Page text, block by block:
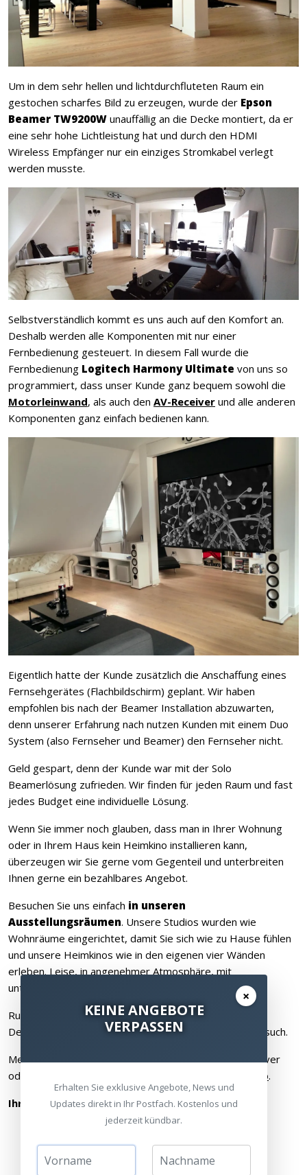
Um in dem sehr hellen und lichtdurchfluteten Raum ein
gestochen scharfes Bild zu erzeugen, wurde der Epson
Beamer TW9200W unauffällig an die Decke montiert, da er
eine sehr hohe Lichtleistung hat und durch den HDMI
Wireless Empfänger nur ein einziges Stromkabel verlegt
werden musste.
Selbstverständlich kommt es uns auch auf den Komfort an.
Deshalb werden alle Komponenten mit nur einer
Fernbedienung gesteuert. In diesem Fall wurde die
Fernbedienung Logitech Harmony Ultimate von uns so
programmiert, dass unser Kunde ganz bequem sowohl die
Motorleinwand, als auch den AV-Receiver und alle anderen
Komponenten ganz einfach bedienen kann.
Eigentlich hatte der Kunde zusätzlich die Anschaffung eines
Fernsehgerätes (Flachbildschirm) geplant. Wir haben
empfohlen bis nach der Beamer Installation abzuwarten,
denn unserer Erfahrung nach nutzen Kunden mit einem Duo
System (also Fernseher und Beamer) den Fernseher nicht.
Geld gespart, denn der Kunde war mit der Solo
Beamerlösung zufrieden. Wir finden für jeden Raum und fast
jedes Budget eine individuelle Lösung.
Wenn Sie immer noch glauben, dass man in Ihrer Wohnung
oder in Ihrem Haus kein Heimkino installieren kann,
überzeugen wir Sie gerne vom Gegenteil und unterbreiten
Ihnen gerne ein bezahlbares Angebot.
Besuchen Sie uns einfach in unseren
Ausstellungsräumen. Unsere Studios wurden wie
Wohnräume eingerichtet, damit Sie sich wie zu Hause fühlen
und unsere Heimkinos wie in den eigenen vier Wänden
erleben. Leise, in angenehmer Atmosphäre, mit
unterscheidlichen Lichtverhältnissen.
Rufen Sie uns einfach an. UnsereStandorte
Deutschland und Luxemburg freuen sich auf IHREN Besuch.
Mehr Infos über unsere Beamer, Leinwände, AV-Receiver
oder Blu-ray Player finden Sie in unserem
Online-Shop.
Ihr HEIMKINORAUM - Team München
×
KEINE ANGEBOTE
VERPASSEN
Erhalten Sie exklusive Angebote, News und
Updates direkt in Ihr Postfach. Kostenlos und
jederzeit kündbar.